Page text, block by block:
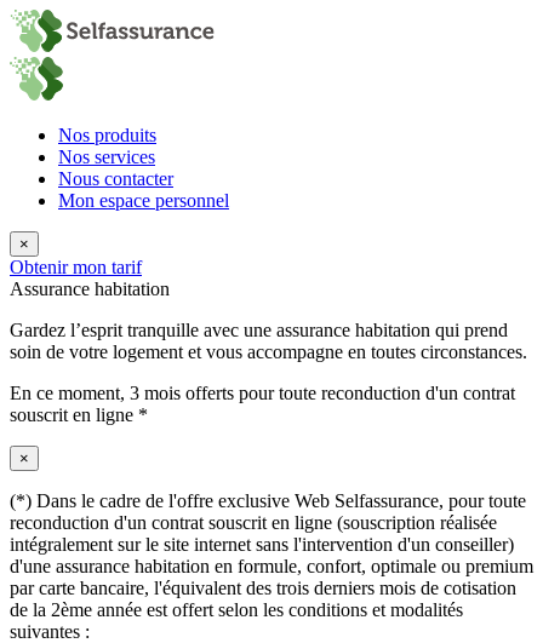
Nos produits
Nos services
Nous contacter
Mon espace personnel
×
Obtenir mon tarif
Assurance habitation
Gardez l’esprit tranquille avec une assurance habitation qui prend
soin de votre logement et vous accompagne en toutes circonstances.
En ce moment, 3 mois offerts pour toute reconduction d'un contrat
souscrit en ligne *
×
(*) Dans le cadre de l'offre exclusive Web Selfassurance, pour toute
reconduction d'un contrat souscrit en ligne (souscription réalisée
intégralement sur le site internet sans l'intervention d'un conseiller)
d'une assurance habitation en formule, confort, optimale ou premium
par carte bancaire, l'équivalent des trois derniers mois de cotisation
de la 2ème année est offert selon les conditions et modalités
suivantes :